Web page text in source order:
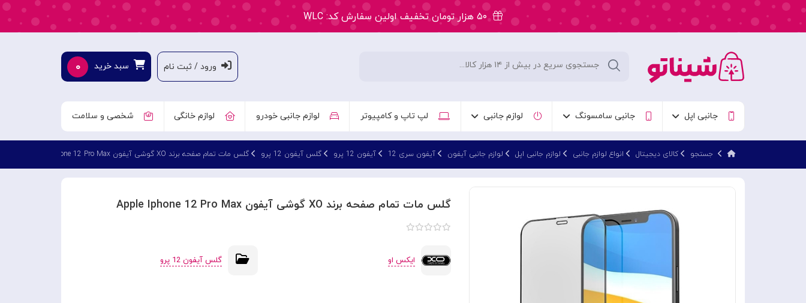
۵۰ هزار تومان تخفیف اولین سفارش کد: WLC
ارسال ۲ ساعته سفارشات تهران
ورود / ثبت نام سبد خرید ۰
جانبی اپل جانبی سامسونگ لوازم جانبی لپ تاپ و کامپیوتر لوازم جانبی خودرو لوازم خانگی شخصی و سلامت
جستجو کالای دیجیتال انواع لوازم جانبی لوازم جانبی اپل لوازم جانبی آیفون آیفون سری 12 آیفون 12 پرو گلس آیفون 12 پرو گلس مات تمام صفحه برند XO گوشی آیفون Apple Iphone 12 Pro Max
گلس مات تمام صفحه برند XO گوشی آیفون Apple Iphone 12 Pro Max
ایکس او گلس آیفون 12 پرو